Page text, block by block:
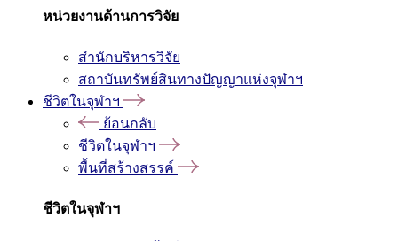
หน่วยงานด้านการวิจัย
สำนักบริหารวิจัย
สถาบันทรัพย์สินทางปัญญาแห่งจุฬาฯ
ชีวิตในจุฬาฯ
ย้อนกลับ
ชีวิตในจุฬาฯ
พื้นที่สร้างสรรค์
ชีวิตในจุฬาฯ